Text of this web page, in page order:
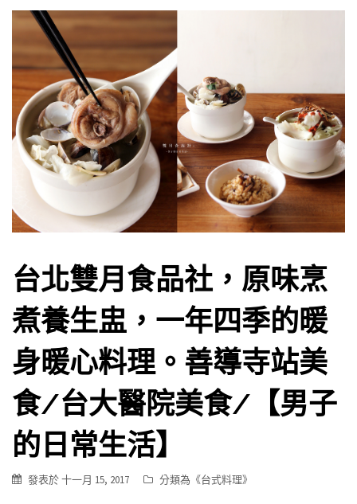
台北雙月食品社，原味烹
煮養生盅，一年四季的暖
身暖心料理。善導寺站美
食/台大醫院美食/【男子
的日常生活】
發表於十一月 15, 2017 分類為《台式料理》